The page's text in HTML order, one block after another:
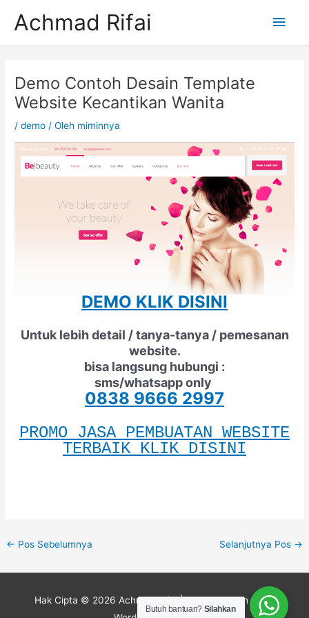
Achmad Rifai
Demo Contoh Desain Template
Website Kecantikan Wanita
/demo / Oleh miminnya
DEMO KLIK DISINI
Untuk lebih detail / tanya-tanya / pemesanan
website.
bisa langsung hubungi :
sms/whatsapp only
0838 9666 2997
PROMO JASA PEMBUATAN WEBSITE
TERBAIK KLIK DISINI
← Pos Sebelumnya Selanjutnya Pos →
Hak Cipta © 2026 Achmad Rifai| Didukung olehAstra
Butuh bantuan? Silahkan